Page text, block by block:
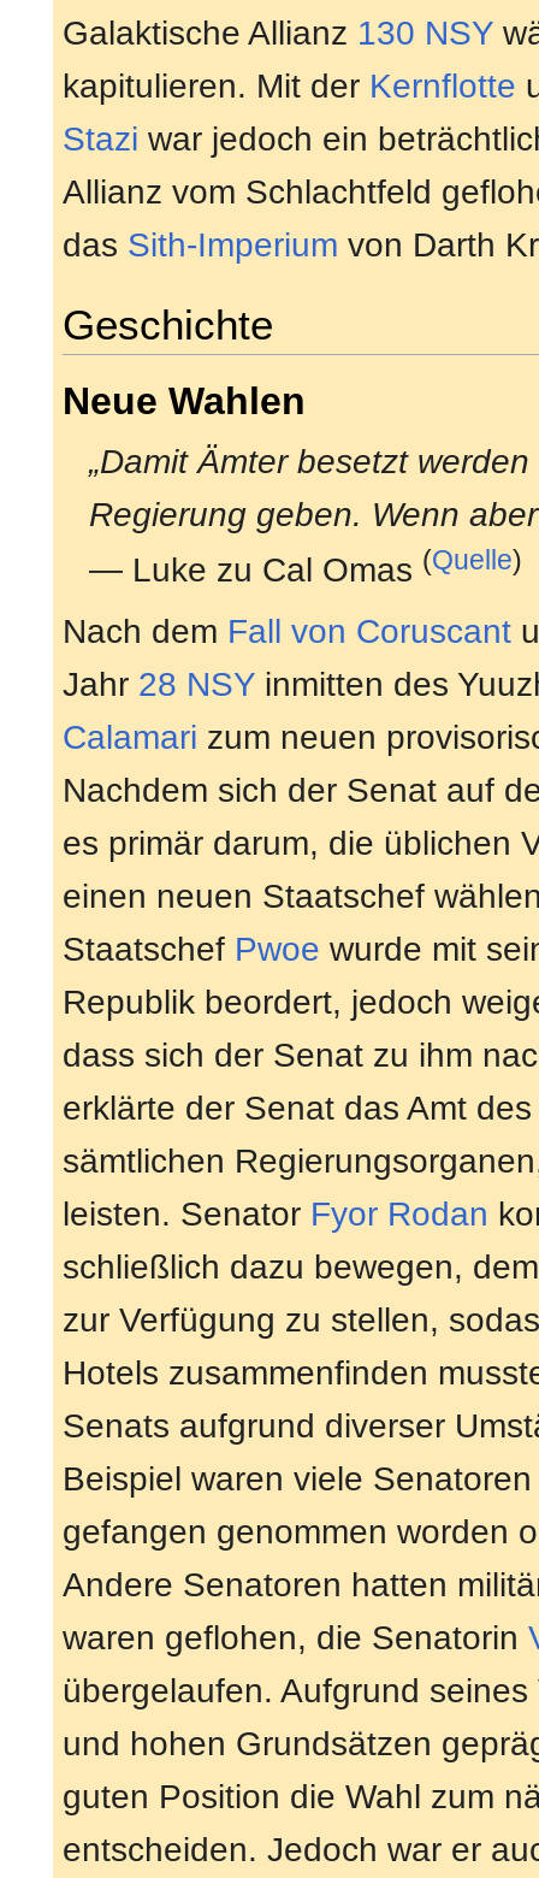
Galaktische Allianz 130 NSY
kapitulieren. Mit der Kernflotte
Stazi war jedoch ein
Allianz vom Schlachtfeld
das Sith-Imperium von Darth
Geschichte
Neue Wahlen
„Damit Ämter besetzt
Regierung geben. Wenn
— Luke zu Cal Omas (Quelle)
Nach dem Fall von Coruscant
Jahr 28 NSY inmitten des
Calamari zum neuen
Nachdem sich der Senat auf
es primär darum, die üblichen
einen neuen Staatschef
Staatschef Pwoe wurde mit
Republik beordert, jedoch
dass sich der Senat zu ihm
erklärte der Senat das Amt
sämtlichen
leisten. Senator Fyor Rodan
schließlich dazu bewegen,
zur Verfügung zu stellen,
Hotels zusammenfinden
Senats aufgrund diverser
Beispiel waren viele
gefangen genommen worden
Andere Senatoren hatten
waren geflohen, die Senatorin
übergelaufen. Aufgrund
und hohen Grundsätzen
guten Position die Wahl zum
entscheiden. Jedoch war er